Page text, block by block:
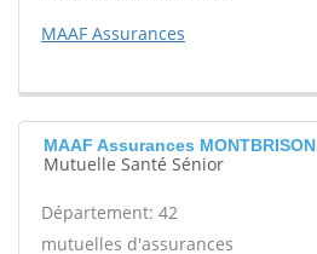
MAAF Assurances
MAAF Assurances MONTBRISON
Mutuelle Santé Sénior
Département: 42
mutuelles d'assurances